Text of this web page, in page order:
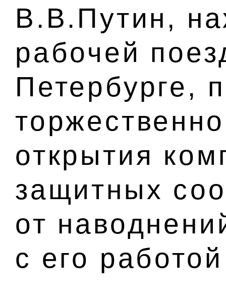
В.В.Путин,
рабочей
Петербурге,
открытия
защитных
от
с его работой